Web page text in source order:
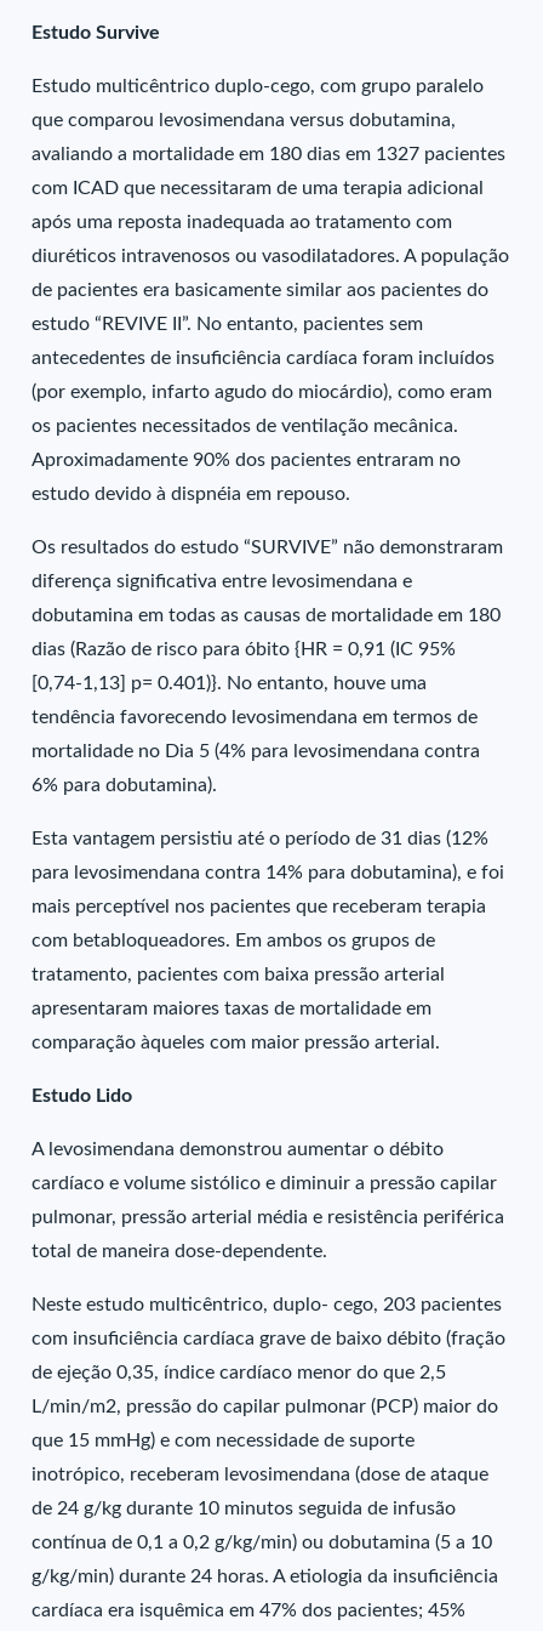
Estudo Survive
Estudo multicêntrico duplo-cego, com grupo paralelo
que comparou levosimendana versus dobutamina,
avaliando a mortalidade em 180 dias em 1327 pacientes
com ICAD que necessitaram de uma terapia adicional
após uma reposta inadequada ao tratamento com
diuréticos intravenosos ou vasodilatadores. A população
de pacientes era basicamente similar aos pacientes do
estudo “REVIVE II”. No entanto, pacientes sem
antecedentes de insuficiência cardíaca foram incluídos
(por exemplo, infarto agudo do miocárdio), como eram
os pacientes necessitados de ventilação mecânica.
Aproximadamente 90% dos pacientes entraram no
estudo devido à dispnéia em repouso.
Os resultados do estudo “SURVIVE” não demonstraram
diferença significativa entre levosimendana e
dobutamina em todas as causas de mortalidade em 180
dias (Razão de risco para óbito {HR = 0,91 (IC 95%
[0,74-1,13] p= 0.401)}. No entanto, houve uma
tendência favorecendo levosimendana em termos de
mortalidade no Dia 5 (4% para levosimendana contra
6% para dobutamina).
Esta vantagem persistiu até o período de 31 dias (12%
para levosimendana contra 14% para dobutamina), e foi
mais perceptível nos pacientes que receberam terapia
com betabloqueadores. Em ambos os grupos de
tratamento, pacientes com baixa pressão arterial
apresentaram maiores taxas de mortalidade em
comparação àqueles com maior pressão arterial.
Estudo Lido
A levosimendana demonstrou aumentar o débito
cardíaco e volume sistólico e diminuir a pressão capilar
pulmonar, pressão arterial média e resistência periférica
total de maneira dose-dependente.
Neste estudo multicêntrico, duplo- cego, 203 pacientes
com insuficiência cardíaca grave de baixo débito (fração
de ejeção 0,35, índice cardíaco menor do que 2,5
L/min/m2, pressão do capilar pulmonar (PCP) maior do
que 15 mmHg) e com necessidade de suporte
inotrópico, receberam levosimendana (dose de ataque
de 24 g/kg durante 10 minutos seguida de infusão
contínua de 0,1 a 0,2 g/kg/min) ou dobutamina (5 a 10
g/kg/min) durante 24 horas. A etiologia da insuficiência
cardíaca era isquêmica em 47% dos pacientes; 45%